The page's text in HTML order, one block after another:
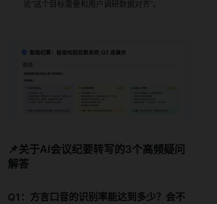
论“这个目标需要和用户调研数据对齐”。
📌关于AI会议纪要转写的3个高频疑问
解答
Q1：方言口音的识别率能达到多少？会不